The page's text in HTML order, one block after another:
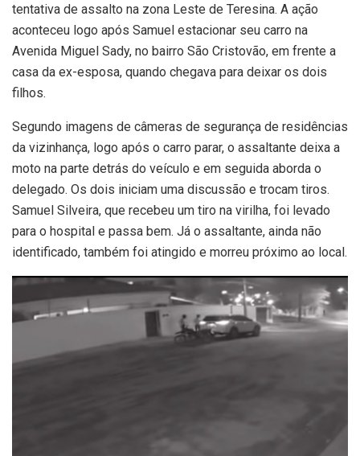
tentativa de assalto na zona Leste de Teresina. A ação
aconteceu logo após Samuel estacionar seu carro na
Avenida Miguel Sady, no bairro São Cristovão, em frente a
casa da ex-esposa, quando chegava para deixar os dois
filhos.
Segundo imagens de câmeras de segurança de residências
da vizinhança, logo após o carro parar, o assaltante deixa a
moto na parte detrás do veículo e em seguida aborda o
delegado. Os dois iniciam uma discussão e trocam tiros.
Samuel Silveira, que recebeu um tiro na virilha, foi levado
para o hospital e passa bem. Já o assaltante, ainda não
identificado, também foi atingido e morreu próximo ao local.